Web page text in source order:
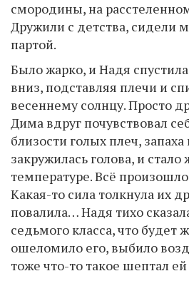
смородины, на
Дружили с детства, сидели
партой.
Было жарко, и Надя
вниз, подставляя плечи и
весеннему солнцу. Просто
Дима вдруг почувствовал
близости голых плеч,
закружилась голова, и стало
температуре. Всё
Какая-то сила толкнула их
повалила… Надя тихо
седьмого класса, что будет
ошеломило его, выбило
тоже что-то такое шептал